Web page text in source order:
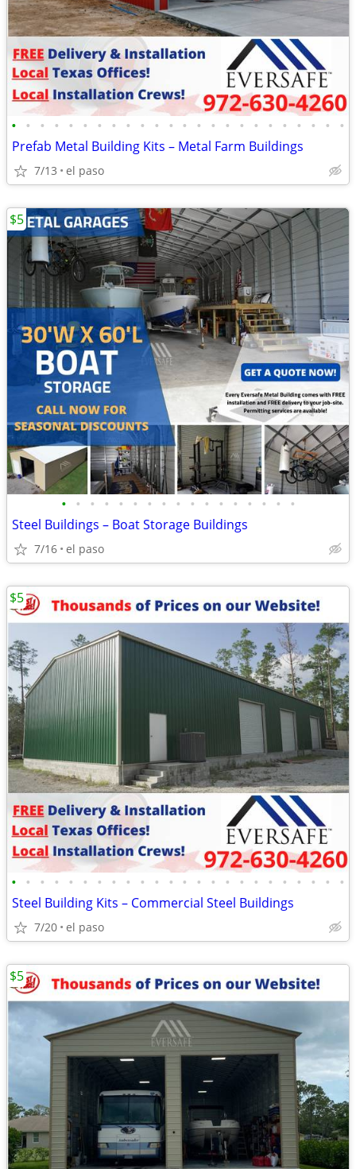
• • • • • • • • • • • • • • • • • • • • • • • •
Prefab Metal Building Kits – Metal Farm Buildings
7/13 el paso
• • • • • • • • • • • • • • • • •
Steel Buildings – Boat Storage Buildings
7/16 el paso
$5
• • • • • • • • • • • • • • • • • • • • • • • •
Steel Building Kits – Commercial Steel Buildings
7/20 el paso
$5
$5